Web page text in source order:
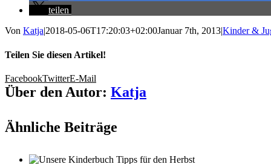
teilen
Von Katja|2018-05-06T17:20:03+02:00Januar 7th, 2013|Kinder &
Teilen Sie diesen Artikel!
FacebookTwitterE-Mail
Über den Autor: Katja
Ähnliche Beiträge